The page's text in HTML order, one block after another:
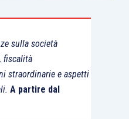
della proprietà, non
socio titolare di una
al 25%, si potrà
in forza dei
. Quindi, se vi
sulla società
fiscalità
straordinarie e aspetti
A partire dal